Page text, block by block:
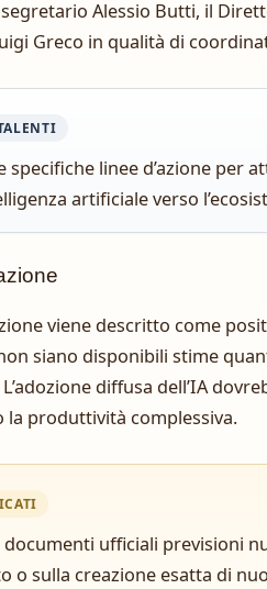
Alessio Butti, il
Greco in qualità di
specifiche linee d’azione per
artificiale verso
viene descritto come
siano disponibili stime
diffusa dell’IA
produttività complessiva.
ufficiali previsioni
o sulla creazione esatta di